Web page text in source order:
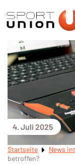
4. Juli 2025
Startseite News
betroffen?